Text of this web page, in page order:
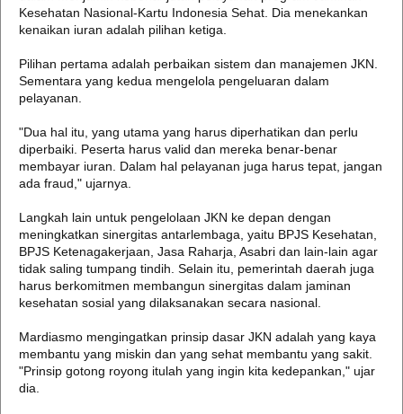
Kesehatan Nasional-Kartu Indonesia Sehat. Dia menekankan
kenaikan iuran adalah pilihan ketiga.
Pilihan pertama adalah perbaikan sistem dan manajemen JKN.
Sementara yang kedua mengelola pengeluaran dalam
pelayanan.
"Dua hal itu, yang utama yang harus diperhatikan dan perlu
diperbaiki. Peserta harus valid dan mereka benar-benar
membayar iuran. Dalam hal pelayanan juga harus tepat, jangan
ada fraud," ujarnya.
Langkah lain untuk pengelolaan JKN ke depan dengan
meningkatkan sinergitas antarlembaga, yaitu BPJS Kesehatan,
BPJS Ketenagakerjaan, Jasa Raharja, Asabri dan lain-lain agar
tidak saling tumpang tindih. Selain itu, pemerintah daerah juga
harus berkomitmen membangun sinergitas dalam jaminan
kesehatan sosial yang dilaksanakan secara nasional.
Mardiasmo mengingatkan prinsip dasar JKN adalah yang kaya
membantu yang miskin dan yang sehat membantu yang sakit.
"Prinsip gotong royong itulah yang ingin kita kedepankan," ujar
dia.